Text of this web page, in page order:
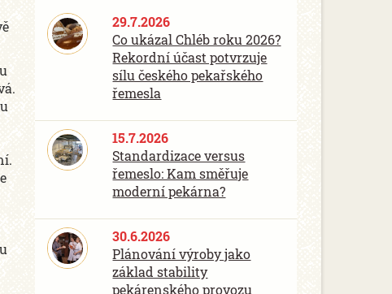
29.7.2026
Co ukázal Chléb roku 2026?
Rekordní účast potvrzuje
sílu českého pekařského
řemesla
15.7.2026
Standardizace versus
řemeslo: Kam směřuje
moderní pekárna?
30.6.2026
Plánování výroby jako
základ stability
pekárenského provozu